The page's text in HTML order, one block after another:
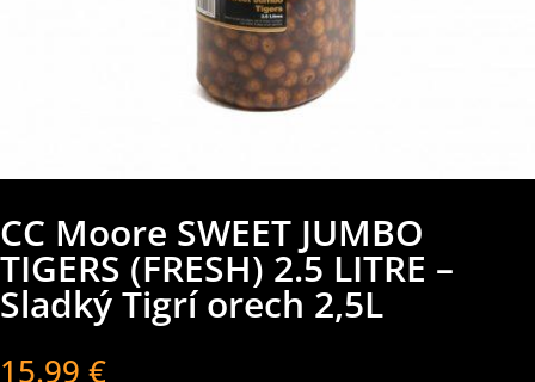
CC Moore SWEET JUMBO
TIGERS (FRESH) 2.5 LITRE –
Sladký Tigrí orech 2,5L
15.99 €